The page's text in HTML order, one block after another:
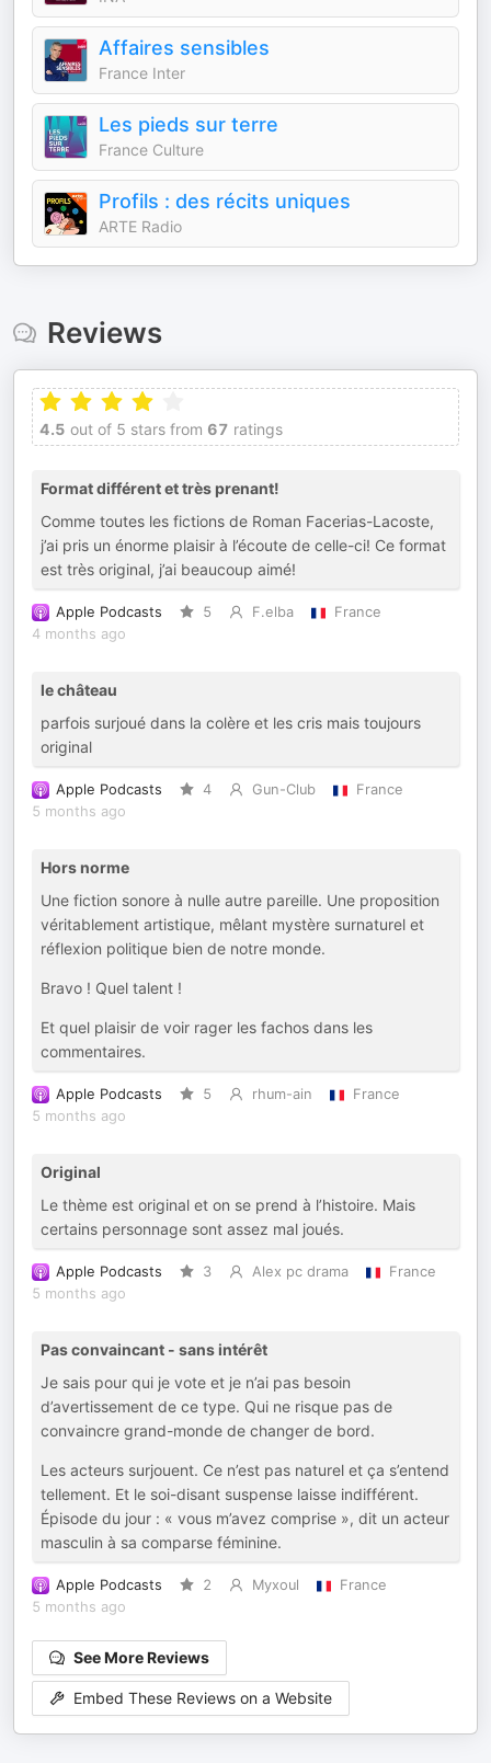
Affaires sensibles
France Inter
Les pieds sur terre
France Culture
Profils : des récits uniques
ARTE Radio
Reviews
4.5 out of 5 stars from 67 ratings
Format différent et très prenant!
Comme toutes les fictions de Roman Facerias-Lacoste,
j’ai pris un énorme plaisir à l’écoute de celle-ci! Ce format
est très original, j’ai beaucoup aimé!
Apple Podcasts 5 F.elba
France
4 months ago
le château
parfois surjoué dans la colère et les cris mais toujours
original
Apple Podcasts 4 Gun-Club
France
5 months ago
Hors norme
Une fiction sonore à nulle autre pareille. Une proposition
véritablement artistique, mêlant mystère surnaturel et
réflexion politique bien de notre monde.
Bravo ! Quel talent !
Et quel plaisir de voir rager les fachos dans les
commentaires.
Apple Podcasts 5 rhum-ain
France
5 months ago
Original
Le thème est original et on se prend à l’histoire. Mais
certains personnage sont assez mal joués.
Apple Podcasts 3 Alex pc drama
France
5 months ago
Pas convaincant - sans intérêt
Je sais pour qui je vote et je n’ai pas besoin
d’avertissement de ce type. Qui ne risque pas de
convaincre grand-monde de changer de bord.
Les acteurs surjouent. Ce n’est pas naturel et ça s’entend
tellement. Et le soi-disant suspense laisse indifférent.
Épisode du jour : « vous m’avez comprise », dit un acteur
masculin à sa comparse féminine.
Apple Podcasts 2 Myxoul
France
5 months ago
See More Reviews
Embed These Reviews on a Website